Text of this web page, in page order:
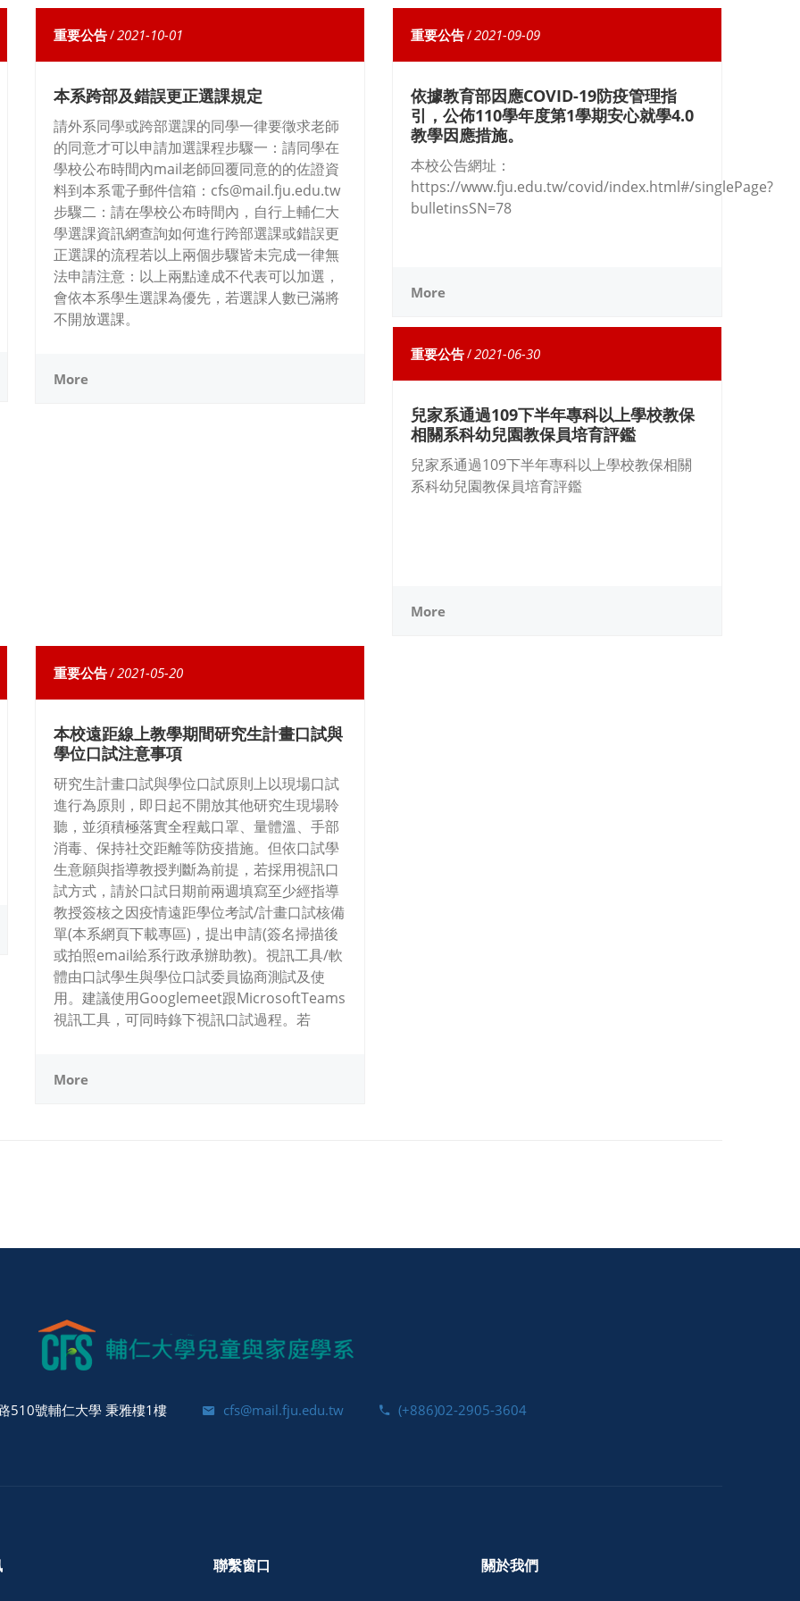
重要公告/2021-10-01
本系跨部及錯誤更正選課規定
請外系同學或跨部選課的同學一律要徵求老師
的同意才可以申請加選課程步驟一：請同學在
學校公布時間內mail老師回覆同意的的佐證資
料到本系電子郵件信箱：cfs@mail.fju.edu.tw
步驟二：請在學校公布時間內，自行上輔仁大
學選課資訊網查詢如何進行跨部選課或錯誤更
正選課的流程若以上兩個步驟皆未完成一律無
法申請注意：以上兩點達成不代表可以加選，
會依本系學生選課為優先，若選課人數已滿將
不開放選課。
More
重要公告/2021-09-09
依據教育部因應COVID-19防疫管理指
引，公佈110學年度第1學期安心就學4.0
教學因應措施。
本校公告網址：
https://www.fju.edu.tw/covid/index.html#/singlePage?
bulletinsSN=78
More
重要公告/2021-06-30
兒家系通過109下半年專科以上學校教保
相關系科幼兒園教保員培育評鑑
兒家系通過109下半年專科以上學校教保相關
系科幼兒園教保員培育評鑑
More
重要公告/2021-05-20
本校遠距線上教學期間研究生計畫口試與
學位口試注意事項
研究生計畫口試與學位口試原則上以現場口試
進行為原則，即日起不開放其他研究生現場聆
聽，並須積極落實全程戴口罩、量體溫、手部
消毒、保持社交距離等防疫措施。但依口試學
生意願與指導教授判斷為前提，若採用視訊口
試方式，請於口試日期前兩週填寫至少經指導
教授簽核之因疫情遠距學位考試/計畫口試核備
單(本系網頁下載專區)，提出申請(簽名掃描後
或拍照email給系行政承辦助教)。視訊工具/軟
體由口試學生與學位口試委員協商測試及使
用。建議使用Googlemeet跟MicrosoftTeams
視訊工具，可同時錄下視訊口試過程。若
More
510號輔仁大學 秉雅樓1樓 cfs@mail.fju.edu.tw (+886)02-2905-3604
聯繫窗口 關於我們